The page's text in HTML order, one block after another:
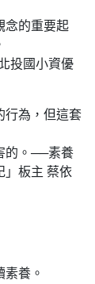
念的重要起
投國小資優
行為，但這套
的。──素養
」板主 蔡依
養。